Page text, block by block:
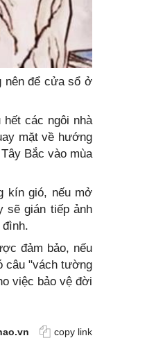
nên để cửa sổ ở
các ngôi nhà
mặt về hướng
Bắc vào mùa
kín gió, nếu mở
sẽ gián tiếp ảnh
đảm bảo, nếu
câu "vách tường
việc bảo vệ đời
copy link